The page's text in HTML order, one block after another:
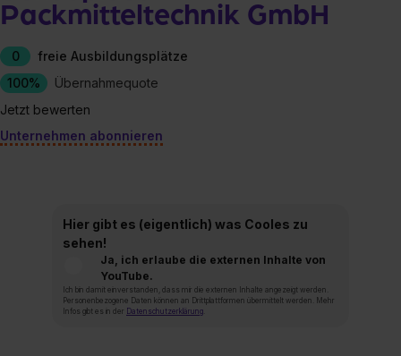
Packmitteltechnik GmbH
0
freie Ausbildungsplätze
100%
Übernahmequote
Jetzt bewerten
Unternehmen abonnieren
Hier gibt es (eigentlich) was Cooles zu
sehen!
Ja, ich erlaube die externen Inhalte von
YouTube.
Ich bin damit einverstanden, dass mir die externen Inhalte angezeigt werden.
Personenbezogene Daten können an Drittplattformen übermittelt werden. Mehr
Infos gibt es in der Datenschutzerklärung